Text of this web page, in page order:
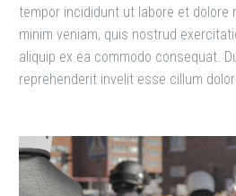
tempor incididunt ut labore et dolore
minim veniam, quis nostrud
aliquip ex ea commodo consequat.
reprehenderit invelit esse cillum